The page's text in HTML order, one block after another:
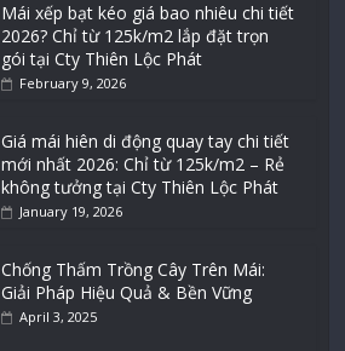
Mái xếp bạt kéo giá bao nhiêu chi tiết
2026? Chỉ từ 125k/m2 lắp đặt trọn
gói tại Cty Thiên Lộc Phát
February 9, 2026
Giá mái hiên di động quay tay chi tiết
mới nhất 2026: Chỉ từ 125k/m2 – Rẻ
không tưởng tại Cty Thiên Lộc Phát
January 19, 2026
Chống Thấm Trồng Cây Trên Mái:
Giải Pháp Hiệu Quả & Bền Vững
April 3, 2025